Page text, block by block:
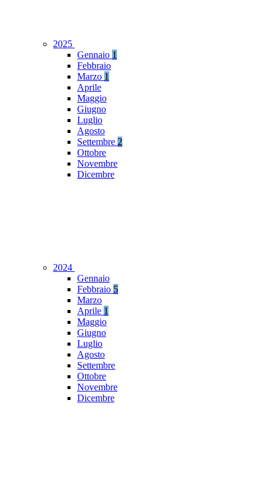
2025
Gennaio 1
Febbraio
Marzo 1
Aprile
Maggio
Giugno
Luglio
Agosto
Settembre 2
Ottobre
Novembre
Dicembre
2024
Gennaio
Febbraio 5
Marzo
Aprile 1
Maggio
Giugno
Luglio
Agosto
Settembre
Ottobre
Novembre
Dicembre